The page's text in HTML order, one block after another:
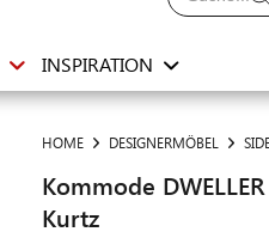
INSPIRATION
HOME DESIGNERMÖBEL
Kommode
Kurtz